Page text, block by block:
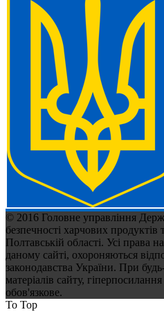
© 2016 Головне управління
безпечності харчових продуктів
Полтавській області. Усі права
даному сайті, охороняються
законодавства України. При
матеріалів сайту,
обов'язкове.
To Top